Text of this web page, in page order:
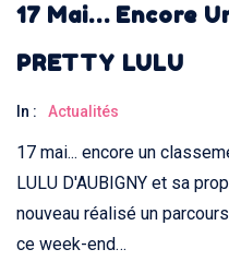
17 Mai… Encore
PRETTY LULU
In : Actualités
17 mai... encore un
LULU D'AUBIGNY et sa
nouveau réalisé un
ce week-end…